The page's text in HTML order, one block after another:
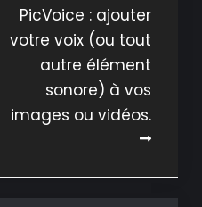
PicVoice : ajouter
votre voix (ou tout
autre élément
sonore) à vos
images ou vidéos.